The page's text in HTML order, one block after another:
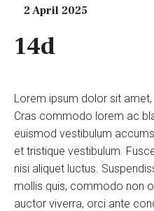
2 April 2025
14d
Lorem ipsum dolor sit
Cras commodo lorem ac
euismod vestibulum
et tristique vestibulum.
nisi aliquet luctus.
mollis quis, commodo non
auctor viverra, orci ante